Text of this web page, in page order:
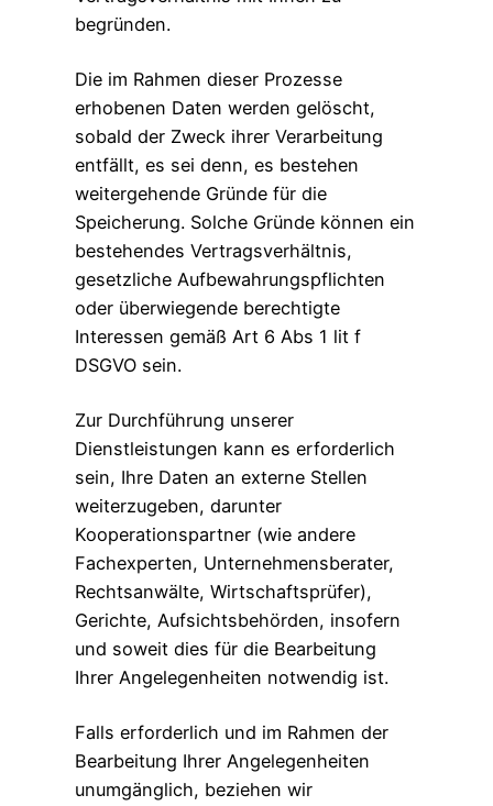
begründen.
Die im Rahmen dieser Prozesse
erhobenen Daten werden gelöscht,
sobald der Zweck ihrer Verarbeitung
entfällt, es sei denn, es bestehen
weitergehende Gründe für die
Speicherung. Solche Gründe können ein
bestehendes Vertragsverhältnis,
gesetzliche Aufbewahrungspflichten
oder überwiegende berechtigte
Interessen gemäß Art 6 Abs 1 lit f
DSGVO sein.
Zur Durchführung unserer
Dienstleistungen kann es erforderlich
sein, Ihre Daten an externe Stellen
weiterzugeben, darunter
Kooperationspartner (wie andere
Fachexperten, Unternehmensberater,
Rechtsanwälte, Wirtschaftsprüfer),
Gerichte, Aufsichtsbehörden, insofern
und soweit dies für die Bearbeitung
Ihrer Angelegenheiten notwendig ist.
Falls erforderlich und im Rahmen der
Bearbeitung Ihrer Angelegenheiten
unumgänglich, beziehen wir